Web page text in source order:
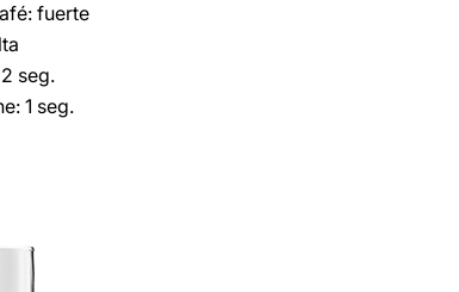
fuerte
seg.
1 seg.